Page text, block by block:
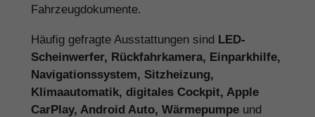
Fahrzeugdokumente.
Häufig gefragte Ausstattungen sind LED-
Scheinwerfer, Rückfahrkamera, Einparkhilfe,
Navigationssystem, Sitzheizung,
Klimaautomatik, digitales Cockpit, Apple
CarPlay, Android Auto, Wärmepumpe und